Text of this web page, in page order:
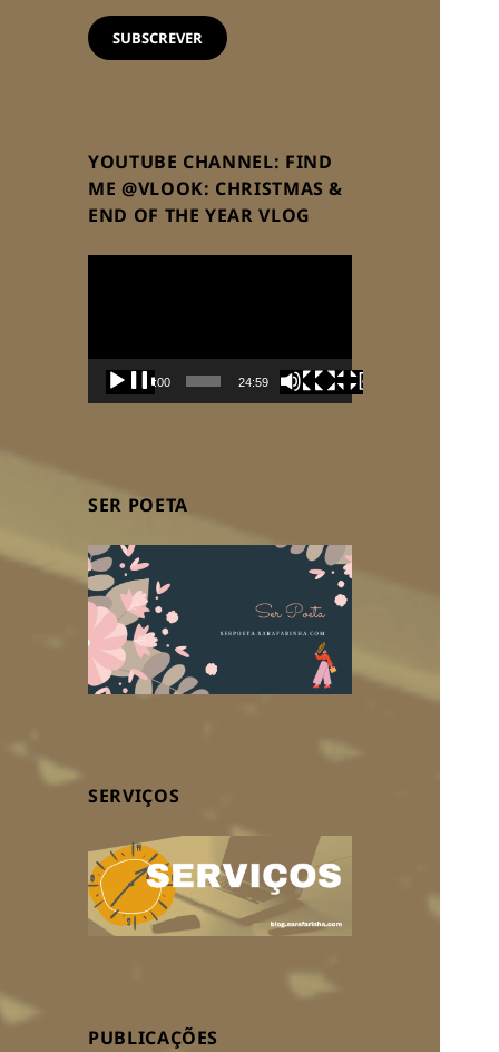
email
SUBSCREVER
YOUTUBE CHANNEL: FIND
ME @VLOOK: CHRISTMAS &
END OF THE YEAR VLOG
00:00 24:59
SER POETA
SERVIÇOS
PUBLICAÇÕES